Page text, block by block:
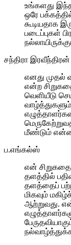
உங்களது
ஒரே
கூடியதாக
படைப்புகள்
சந்திரா இரவீந்திரன்
எனது முதல்
என்ற
வெளியீடு
மீண்டும்
ப.எங்கல்ஸ்
என்
தளத்தில்
தளத்தைப்
மிகவும்
ஆற்றுவது.